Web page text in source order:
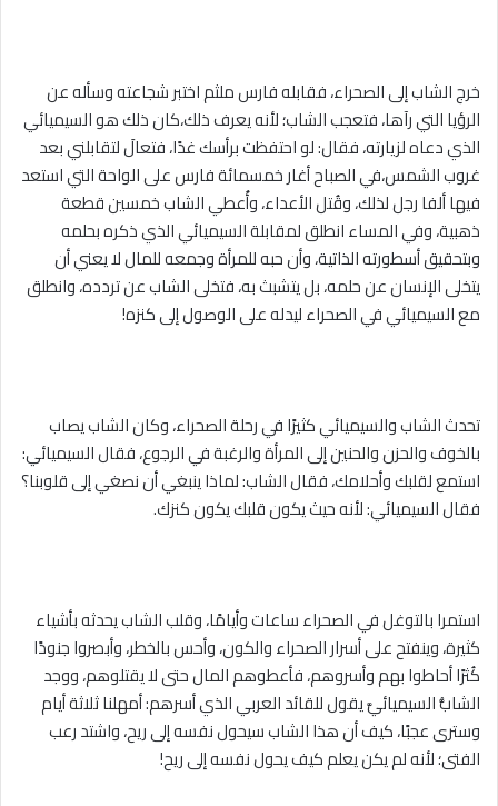
خرج الشاب إلى الصحراء، فقابله فارس ملثم اختبر شجاعته وسأله عن
الرؤيا التي رآها، فتعجب الشاب؛ لأنه يعرف ذلك،كان ذلك هو السيميائي
الذي دعاه لزيارته، فقال: لو احتفظت برأسك غدًا، فتعالَ لتقابلني بعد
غروب الشمس،في الصباح أغار خمسمائة فارس على الواحة التي استعد
فيها ألفا رجل لذلك، وقُتل الأعداء، وأُعطي الشاب خمسين قطعة
ذهبية، وفي المساء انطلق لمقابلة السيميائي الذي ذكره بحلمه
وبتحقيق أسطورته الذاتية، وأن حبه للمرأة وجمعه للمال لا يعني أن
يتخلى الإنسان عن حلمه، بل يتشبث به، فتخلى الشاب عن تردده، وانطلق
مع السيميائي في الصحراء ليدله على الوصول إلى كنزه!
تحدث الشاب والسيميائي كثيرًا في رحلة الصحراء، وكان الشاب يصاب
بالخوف والحزن والحنين إلى المرأة والرغبة في الرجوع، فقال السيميائي:
استمع لقلبك وأحلامك، فقال الشاب: لماذا ينبغي أن نصغي إلى قلوبنا؟
فقال السيميائي: لأنه حيث يكون قلبك يكون كنزك.
استمرا بالتوغل في الصحراء ساعات وأيامًا، وقلب الشاب يحدثه بأشياء
كثيرة، وينفتح على أسرار الصحراء والكون، وأحس بالخطر، وأبصروا جنودًا
كُثرًا أحاطوا بهم وأسروهم، فأعطوهم المال حتى لا يقتلوهم، ووجد
الشابُّ السيميائيَّ يقول للقائد العربي الذي أسرهم: أمهلنا ثلاثة أيام
وسترى عجبًا، كيف أن هذا الشاب سيحول نفسه إلى ريح، واشتد رعب
الفتى؛ لأنه لم يكن يعلم كيف يحول نفسه إلى ريح!